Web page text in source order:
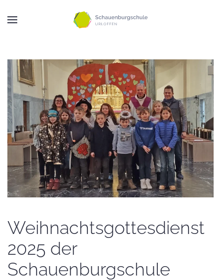
Zum Hauptinhalt springen
Weihnachtsgottesdienst
2025 der
Schauenburgschule